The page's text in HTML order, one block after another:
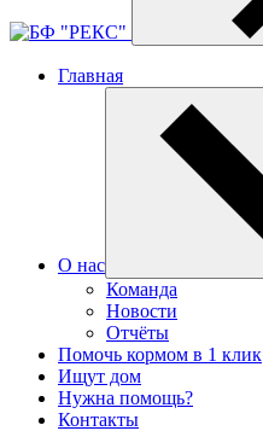
Главная
О нас
Команда
Новости
Отчёты
Помочь кормом в 1 клик
Ищут дом
Нужна помощь?
Контакты